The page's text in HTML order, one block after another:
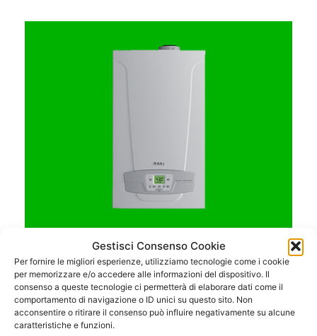
Gestisci Consenso Cookie
Per fornire le migliori esperienze, utilizziamo tecnologie come i cookie
per memorizzare e/o accedere alle informazioni del dispositivo. Il
consenso a queste tecnologie ci permetterà di elaborare dati come il
comportamento di navigazione o ID unici su questo sito. Non
acconsentire o ritirare il consenso può influire negativamente su alcune
caratteristiche e funzioni.
Caldaie a Condensazione